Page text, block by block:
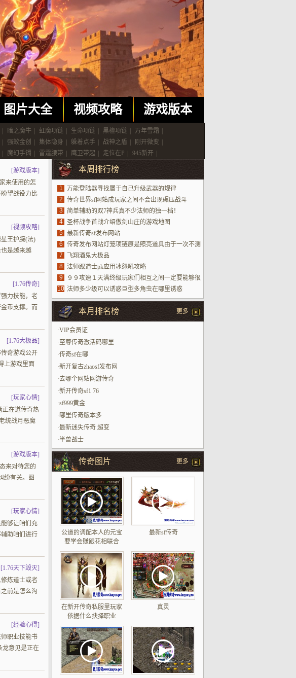
图片大全 视频攻略 游戏版本
暗之魔牛 虹魔项链 生命项链 黑檀项链 万年雪霜
强效金创 集体隐身 躲着点手 战神之盾 刚开微变
魔幻手镯 雷霆腰带 鹰卫带起 走位在P 945新开
[游戏版本]
来使用的怎
望战役力比
[视频攻略]
王护腕(法)
是越来越
[1.76传奇]
力技能，老
币支撑。而
[1.76大极品]
奇游戏公开
上游戏里面
[玩家心情]
正在道传奇热
统战月恶魔
[游戏版本]
来对待您的
纷有关。图
[玩家心情]
够让咱们充
助咱们进行
[1.76天下毁灭]
炼道士或者
前是怎么沟
[经验心得]
职业技能书
龙意见是正在
本周排行榜
1
万能登陆器寻找属于自己升级武器的规律
2
传奇世界sf网站成玩家之间不会出现碾压战斗
3
简单辅助的双7神兵真不少法师的独一档！
4
圣杯战争首战介绍傲剑山庄的游戏地图
5
最新传奇sf发布网站
6
传奇发布网站灯笼项链原是照亮道具由于一次不测
探索了它的机密
7
飞翔酒鬼大极品
8
法师跟道士pk应用冰怒吼攻略
9
９９攻速１天满终级玩家们相互之间一定要能够很
10 法师多少级可以诱惑巨型多角虫在哪里诱惑
更多
本月排名榜
·VIP会员证
·至尊传奇激活码哪里
·传奇sf在哪
·新开复古zhaosf发布网
·去哪个网站网游传奇
·新开传奇sf1 76
·sf999黄金
·哪里传奇版本多
·最新迷失传奇 超变
·半兽战士
更多
传奇图片
公道的调配本人的元宝
要学会赚跟花相联合
最新sf传奇
在新开传奇私服里玩家
依据什么抉择职业
真灵